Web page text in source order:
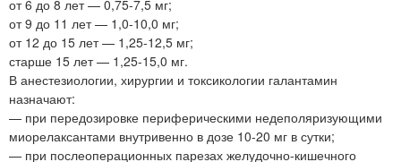
от 6 до 8 лет — 0,75-7,5 мг;
от 9 до 11 лет — 1,0-10,0 мг;
от 12 до 15 лет — 1,25-12,5 мг;
старше 15 лет — 1,25-15,0 мг.
В анестезиологии, хирургии и токсикологии галантамин
назначают:
— при передозировке периферическими недеполяризующими
миорелаксантами внутривенно в дозе 10-20 мг в сутки;
— при послеоперационных парезах желудочно-кишечного